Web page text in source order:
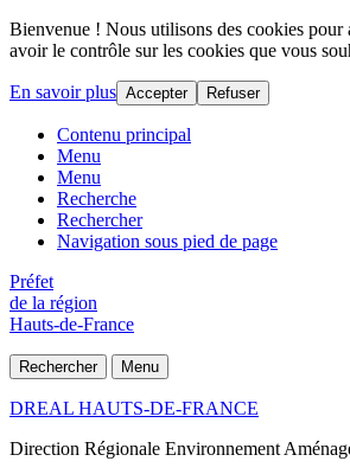
Bienvenue ! Nous utilisons des cookies pour
avoir le contrôle sur les cookies que vous
En savoir plus Accepter Refuser
Contenu principal
Menu
Menu
Recherche
Rechercher
Navigation sous pied de page
Préfet
de la région
Hauts-de-France
Rechercher Menu
DREAL HAUTS-DE-FRANCE
Direction Régionale Environnement